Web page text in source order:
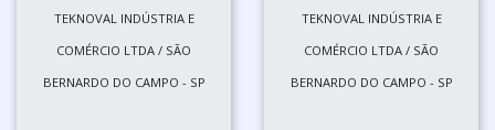
TEKNOVAL INDÚSTRIA E
COMÉRCIO LTDA / SÃO
BERNARDO DO CAMPO - SP
TEKNOVAL INDÚSTRIA E
COMÉRCIO LTDA / SÃO
BERNARDO DO CAMPO - SP